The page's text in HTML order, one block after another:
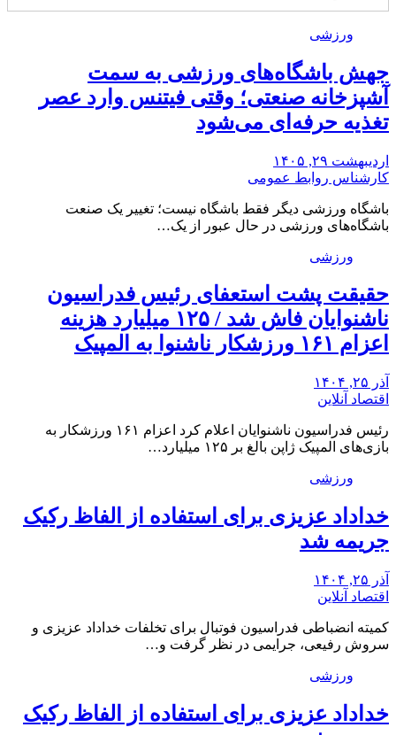
ورزشی
جهش باشگاه‌های ورزشی به سمت
آشپزخانه صنعتی؛ وقتی فیتنس وارد عصر
تغذیه حرفه‌ای می‌شود
اردیبهشت ۲۹, ۱۴۰۵
کارشناس روابط عمومی
باشگاه ورزشی دیگر فقط باشگاه نیست؛ تغییر یک صنعت
باشگاه‌های ورزشی در حال عبور از یک…
ورزشی
حقیقت پشت استعفای رئیس فدراسیون
ناشنوایان فاش شد / ۱۲۵ میلیارد هزینه
اعزام ۱۶۱ ورزشکار ناشنوا به المپیک
آذر ۲۵, ۱۴۰۴
اقتصاد آنلاین
رئیس فدراسیون ناشنوایان اعلام کرد اعزام ۱۶۱ ورزشکار به
بازی‌های المپیک ژاپن بالغ بر ۱۲۵ میلیارد…
ورزشی
خداداد عزیزی برای استفاده از الفاظ رکیک
جریمه شد
آذر ۲۵, ۱۴۰۴
اقتصاد آنلاین
کمیته انضباطی فدراسیون فوتبال برای تخلفات خداداد عزیزی و
سروش رفیعی، جرایمی در نظر گرفت و…
ورزشی
خداداد عزیزی برای استفاده از الفاظ رکیک